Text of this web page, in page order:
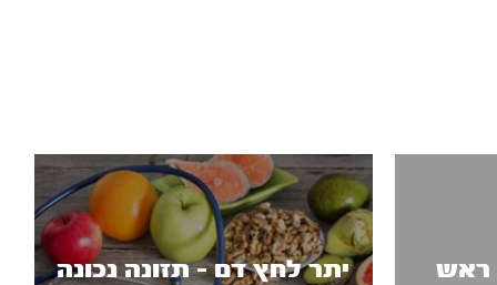
ראש
יתר לחץ דם - תזונה נכונה